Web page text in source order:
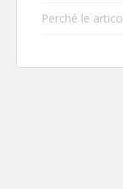
Perché le